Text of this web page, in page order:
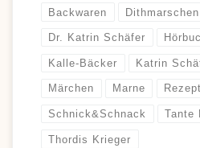
Backwaren Dithmarschen
Dr. Katrin Schäfer
Kalle-Bäcker Katrin
Märchen Marne
Schnick&Schnack Tante
Thordis Krieger